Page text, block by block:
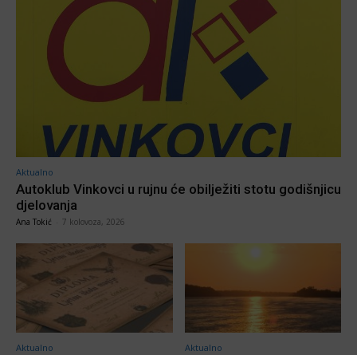
Aktualno
Autoklub Vinkovci u rujnu će obilježiti stotu godišnjicu
djelovanja
Ana Tokić 7 kolovoza, 2026
Aktualno
Aktualno